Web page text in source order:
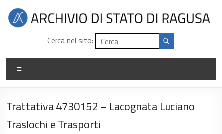
contenuto
Archivio
di
stato
di
Ragusa
Cerca nel sito:
Trattativa 4730152 – Lacognata Luciano
Traslochi e Trasporti